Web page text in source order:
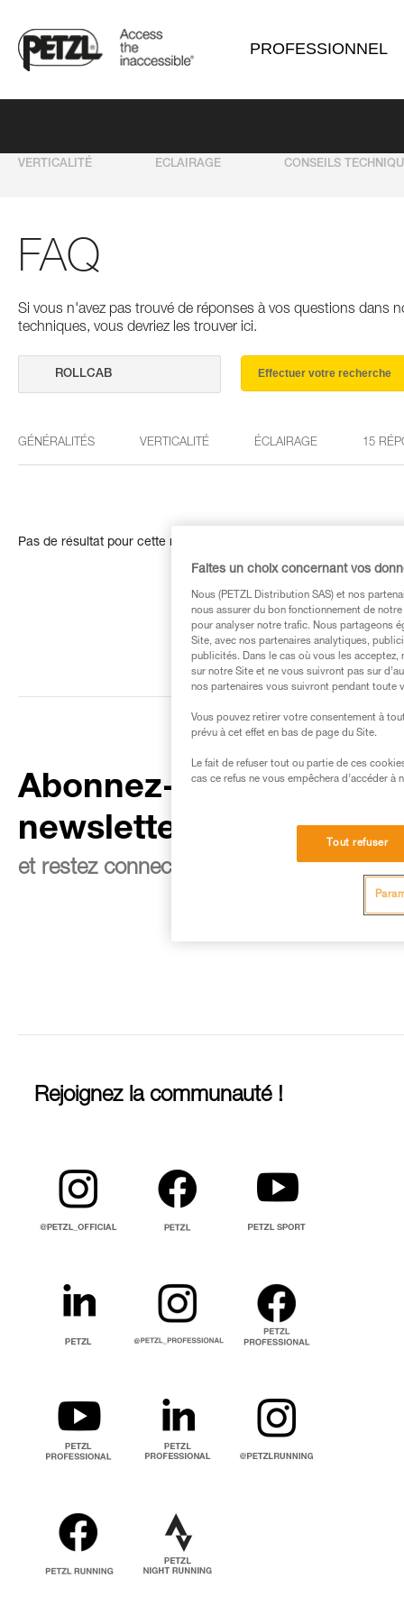
PROFESSIONNEL
VERTICALITÉ ECLAIRAGE CONSEILS
FAQ
Si vous n'avez pas trouvé de réponses à vos questions dans
techniques, vous devriez les trouver ici.
Effectuer votre recherche
GÉNÉRALITÉS VERTICALITÉ ÉCLAIRAGE 15
Pas de résultat pour cette recherche
Abonnez-vous à la
newsletter
et restez connecté à notre actualité
Rejoignez la communauté !
Faites un choix concernant vos
Nous (PETZL Distribution SAS) et nos
nous assurer du bon fonctionnement de
pour analyser notre trafic. Nous partageons
Site, avec nos partenaires analytiques,
publicités. Dans le cas où vous les
sur notre Site et ne vous suivront pas sur
nos partenaires vous suivront pendant toute
Vous pouvez retirer votre consentement à
prévu à cet effet en bas de page du Site.
Le fait de refuser tout ou partie de ces
cas ce refus ne vous empêchera d’accéder à
Tout refuser